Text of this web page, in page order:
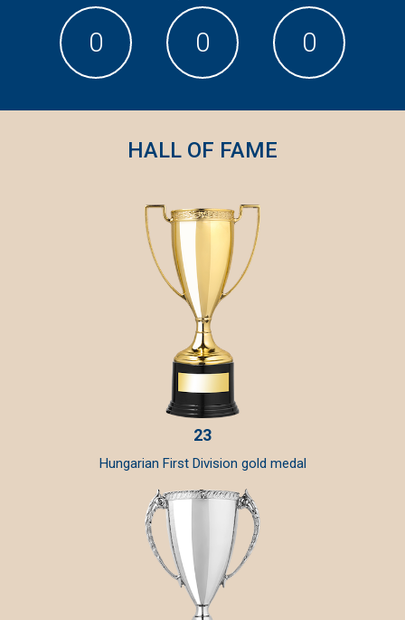
0 0 0
HALL OF FAME
23
Hungarian First Division gold medal